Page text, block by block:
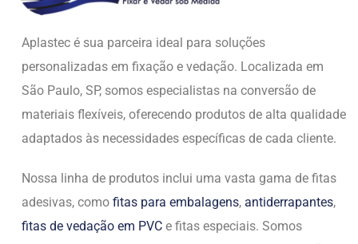
Aplastec é sua parceira ideal para soluções
personalizadas em fixação e vedação. Localizada em
São Paulo, SP, somos especialistas na conversão de
materiais flexíveis, oferecendo produtos de alta qualidade
adaptados às necessidades específicas de cada cliente.
Nossa linha de produtos inclui uma vasta gama de fitas
adesivas, como fitas para embalagens, antiderrapantes,
fitas de vedação em PVC e fitas especiais. Somos